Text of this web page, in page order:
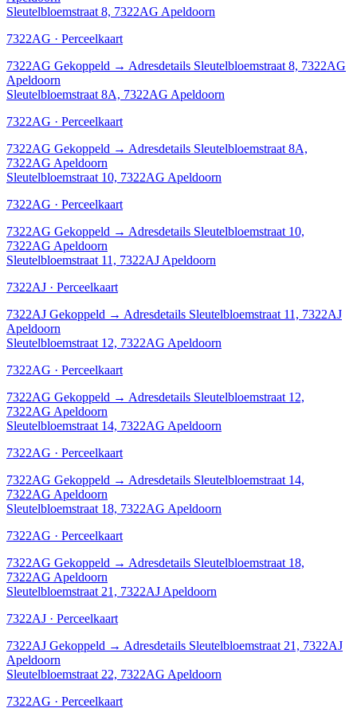
Sleutelbloemstraat 8, 7322AG Apeldoorn
7322AG · Perceelkaart
7322AG Gekoppeld → Adresdetails Sleutelbloemstraat 8, 7322AG
Apeldoorn
Sleutelbloemstraat 8A, 7322AG Apeldoorn
7322AG · Perceelkaart
7322AG Gekoppeld → Adresdetails Sleutelbloemstraat 8A,
7322AG Apeldoorn
Sleutelbloemstraat 10, 7322AG Apeldoorn
7322AG · Perceelkaart
7322AG Gekoppeld → Adresdetails Sleutelbloemstraat 10,
7322AG Apeldoorn
Sleutelbloemstraat 11, 7322AJ Apeldoorn
7322AJ · Perceelkaart
7322AJ Gekoppeld → Adresdetails Sleutelbloemstraat 11, 7322AJ
Apeldoorn
Sleutelbloemstraat 12, 7322AG Apeldoorn
7322AG · Perceelkaart
7322AG Gekoppeld → Adresdetails Sleutelbloemstraat 12,
7322AG Apeldoorn
Sleutelbloemstraat 14, 7322AG Apeldoorn
7322AG · Perceelkaart
7322AG Gekoppeld → Adresdetails Sleutelbloemstraat 14,
7322AG Apeldoorn
Sleutelbloemstraat 18, 7322AG Apeldoorn
7322AG · Perceelkaart
7322AG Gekoppeld → Adresdetails Sleutelbloemstraat 18,
7322AG Apeldoorn
Sleutelbloemstraat 21, 7322AJ Apeldoorn
7322AJ · Perceelkaart
7322AJ Gekoppeld → Adresdetails Sleutelbloemstraat 21, 7322AJ
Apeldoorn
Sleutelbloemstraat 22, 7322AG Apeldoorn
7322AG · Perceelkaart